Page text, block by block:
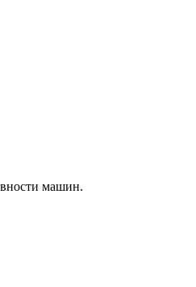
машин.